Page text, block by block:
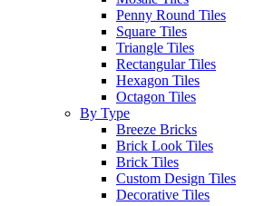
Penny Round Tiles
Square Tiles
Triangle Tiles
Rectangular Tiles
Hexagon Tiles
Octagon Tiles
By Type
Breeze Bricks
Brick Look Tiles
Brick Tiles
Custom Design Tiles
Decorative Tiles